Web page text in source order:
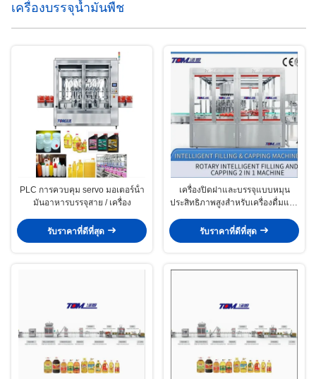
เครื่องบรรจุน้ำมันพืช
PLC การควบคุม servo มอเตอร์น้ํา
มันอาหารบรรจุสาย / เครื่อง
รับราคาที่ดีที่สุด
เครื่องปิดฝาและบรรจุแบบหมุน
ประสิทธิภาพสูงสำหรับเครื่องดื่มและ
รับราคาที่ดีที่สุด